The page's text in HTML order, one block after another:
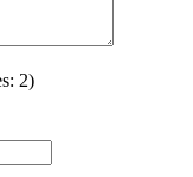
2)